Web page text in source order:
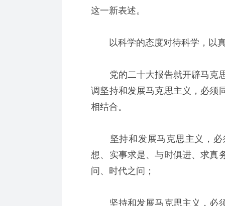
这一新表述。
以科学的态度对待科学，以真
党的二十大报告就开辟马克思
调坚持和发展马克思主义，必须
相结合。
坚持和发展马克思主义，必
想、实事求是、与时俱进、求真
问、时代之问；
坚持和发展马克思主义，必须